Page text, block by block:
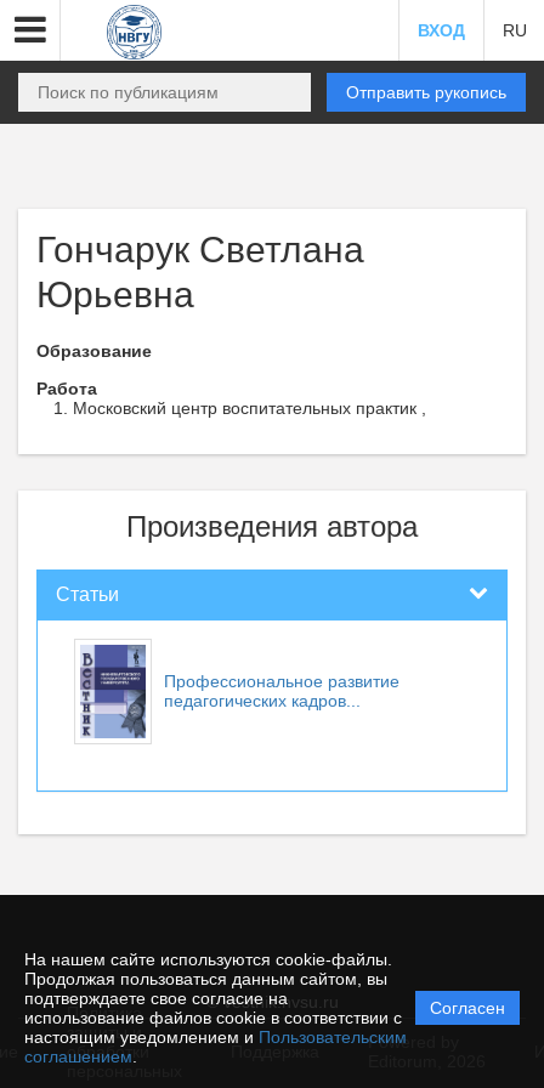
На нашем сайте используются cookie-файлы.
Продолжая пользоваться данным сайтом, вы
подтверждаете свое согласие на
использование файлов cookie в соответствии с
настоящим уведомлением и Пользовательским
соглашением
Согласен
ВХОД RU
Отправить рукопись
Гончарук Светлана
Юрьевна
Образование
Работа
Московский центр воспитательных практик ,
Произведения автора
Статьи
Профессиональное развитие
педагогических кадров...
© vestnik.nvsu.ru
Политика
защиты и
обработки
Powered by